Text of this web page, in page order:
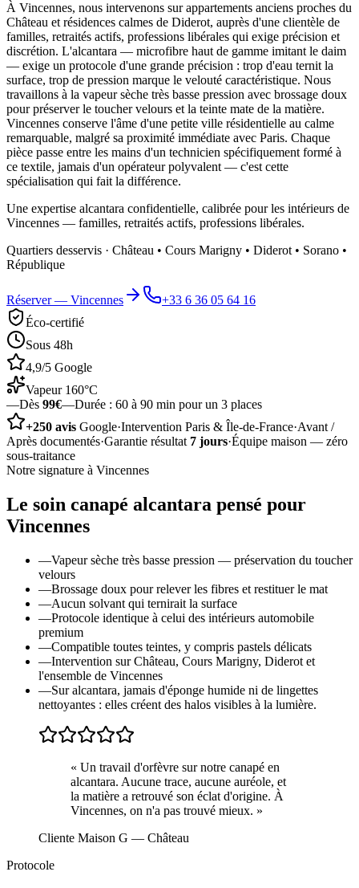
À Vincennes, nous intervenons sur appartements anciens proches du
Château et résidences calmes de Diderot, auprès d'une clientèle de
familles, retraités actifs, professions libérales qui exige précision et
discrétion. L'alcantara — microfibre haut de gamme imitant le daim
— exige un protocole d'une grande précision : trop d'eau ternit la
surface, trop de pression marque le velouté caractéristique. Nous
travaillons à la vapeur sèche très basse pression avec brossage doux
pour préserver le toucher velours et la teinte mate de la matière.
Vincennes conserve l'âme d'une petite ville résidentielle au calme
remarquable, malgré sa proximité immédiate avec Paris. Chaque
pièce passe entre les mains d'un technicien spécifiquement formé à
ce textile, jamais d'un opérateur polyvalent — c'est cette
spécialisation qui fait la différence.
Une expertise alcantara confidentielle, calibrée pour les intérieurs de
Vincennes — familles, retraités actifs, professions libérales.
Quartiers desservis · Château • Cours Marigny • Diderot • Sorano •
République
Réserver — Vincennes
+33 6 36 05 64 16
Éco-certifié
Sous 48h
4,9/5 Google
Vapeur 160°C
—Dès 99€—Durée : 60 à 90 min pour un 3 places
+250 avis Google·Intervention Paris & Île-de-France·Avant /
Après documentés·Garantie résultat 7 jours·Équipe maison — zéro
sous-traitance
Notre signature à Vincennes
Le soin canapé alcantara pensé pour
Vincennes
—Vapeur sèche très basse pression — préservation du toucher
velours
—Brossage doux pour relever les fibres et restituer le mat
—Aucun solvant qui ternirait la surface
—Protocole identique à celui des intérieurs automobile
premium
—Compatible toutes teintes, y compris pastels délicats
—Intervention sur Château, Cours Marigny, Diderot et
l'ensemble de Vincennes
—Sur alcantara, jamais d'éponge humide ni de lingettes
nettoyantes : elles créent des halos visibles à la lumière.
« Un travail d'orfèvre sur notre canapé en
alcantara. Aucune trace, aucune auréole, et
la matière a retrouvé son éclat d'origine. À
Vincennes, on n'a pas trouvé mieux. »
Cliente Maison G — Château
Protocole